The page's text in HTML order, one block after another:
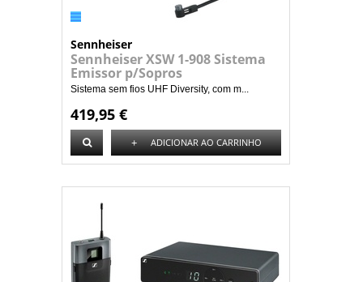
Sennheiser
Sennheiser XSW 1-908 Sistema
Emissor p/Sopros
Sistema sem fios UHF Diversity, com m...
419,95 €
+ ADICIONAR AO CARRINHO